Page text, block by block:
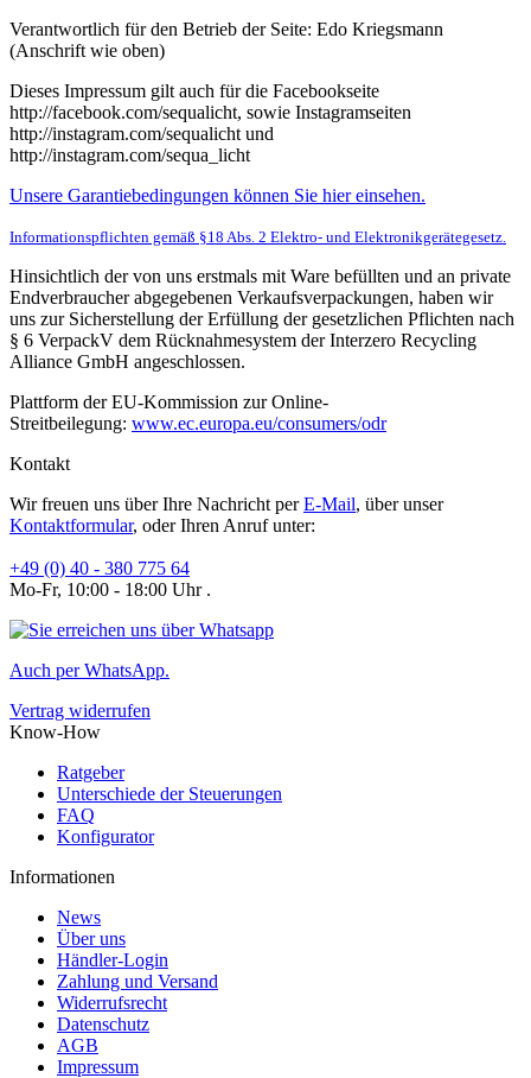
Verantwortlich für den Betrieb der Seite: Edo Kriegsmann
(Anschrift wie oben)
Dieses Impressum gilt auch für die Facebookseite
http://facebook.com/sequalicht, sowie Instagramseiten
http://instagram.com/sequalicht und
http://instagram.com/sequa_licht
Unsere Garantiebedingungen können Sie hier einsehen.
Informationspflichten gemäß §18 Abs. 2 Elektro- und Elektronikgerätegesetz.
Hinsichtlich der von uns erstmals mit Ware befüllten und an private
Endverbraucher abgegebenen Verkaufsverpackungen, haben wir
uns zur Sicherstellung der Erfüllung der gesetzlichen Pflichten nach
§ 6 VerpackV dem Rücknahmesystem der Interzero Recycling
Alliance GmbH angeschlossen.
Plattform der EU-Kommission zur Online-
Streitbeilegung: www.ec.europa.eu/consumers/odr
Kontakt
Wir freuen uns über Ihre Nachricht perE-Mail, über unser
Kontaktformular, oder Ihren Anruf unter:
+49 (0) 40 - 380 775 64
Mo-Fr, 10:00 - 18:00 Uhr .
Auch per WhatsApp.
Vertrag widerrufen
Know-How
Ratgeber
Unterschiede der Steuerungen
FAQ
Konfigurator
Informationen
News
Über uns
Händler-Login
Zahlung und Versand
Widerrufsrecht
Datenschutz
AGB
Impressum